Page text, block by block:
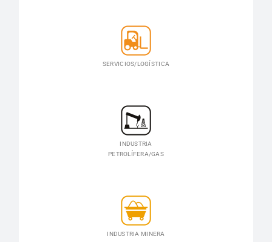
SERVICIOS/LOGÍSTICA
INDUSTRIA
PETROLÍFERA/GAS
INDUSTRIA MINERA